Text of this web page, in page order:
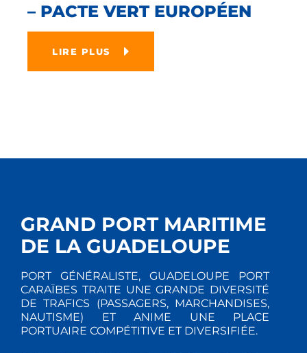
– PACTE VERT EUROPÉEN
LIRE PLUS
GRAND PORT MARITIME
DE LA GUADELOUPE
PORT GÉNÉRALISTE, GUADELOUPE PORT
CARAÏBES TRAITE UNE GRANDE DIVERSITÉ
DE TRAFICS (PASSAGERS, MARCHANDISES,
NAUTISME) ET ANIME UNE PLACE
PORTUAIRE COMPÉTITIVE ET DIVERSIFIÉE.